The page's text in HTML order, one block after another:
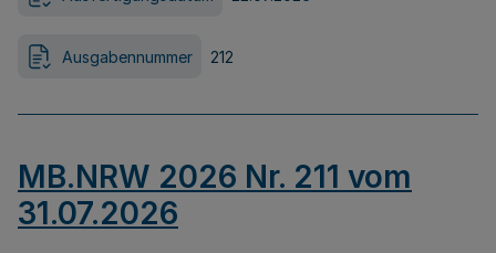
Ausgabennummer 212
MB.NRW 2026 Nr. 211 vom
31.07.2026